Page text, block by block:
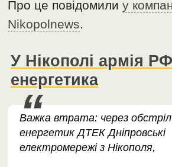
Про це повідомилиу
Nikopolnews.
У Нікополі армія
енергетика
Важка втрата: через обстріл
енергетик ДТЕК Дніпровські
електромережі з Нікополя,